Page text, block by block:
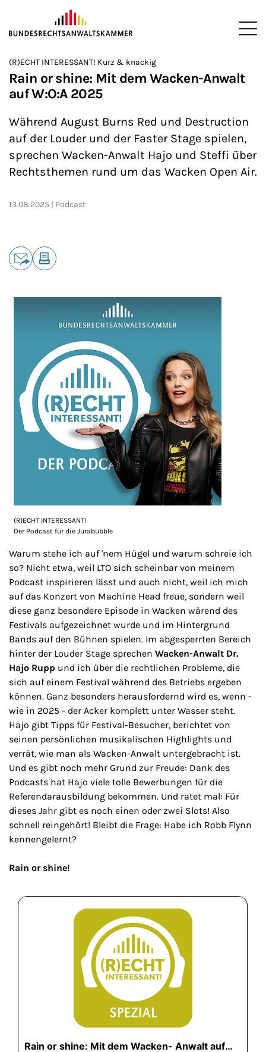
ZUM HAUPTINHALT SPRINGEN
Sie befinden sich hier:
>
Startseite
>
Newsroom
>
Podcasts
>
(R)ECHT INTERESSANT!
(R)ECHT INTERESSANT! Kurz & knackig
Rain or shine: Mit dem Wacken-Anwalt
auf W:O:A 2025
Während August Burns Red und Destruction
auf der Louder und der Faster Stage spielen,
sprechen Wacken-Anwalt Hajo und Steffi über
Rechtsthemen rund um das Wacken Open Air.
13.08.2025 Podcast
Teilen
(R)ECHT INTERESSANT!
Der Podcast für die Jurabubble
Warum stehe ich auf 'nem Hügel und warum schreie ich
so? Nicht etwa, weil LTO sich scheinbar von meinem
Podcast inspirieren lässt und auch nicht, weil ich mich
auf das Konzert von Machine Head freue, sondern weil
diese ganz besondere Episode in Wacken wärend des
Festivals aufgezeichnet wurde und im Hintergrund
Bands auf den Bühnen spielen. Im abgesperrten Bereich
hinter der Louder Stage sprechen Wacken-Anwalt Dr.
Hajo Rupp und ich über die rechtlichen Probleme, die
sich auf einem Festival während des Betriebs ergeben
können. Ganz besonders herausfordernd wird es, wenn -
wie in 2025 - der Acker komplett unter Wasser steht.
Hajo gibt Tipps für Festival-Besucher, berichtet von
seinen persönlichen musikalischen Highlights und
verrät, wie man als Wacken-Anwalt untergebracht ist.
Und es gibt noch mehr Grund zur Freude: Dank des
Podcasts hat Hajo viele tolle Bewerbungen für die
Referendarausbildung bekommen. Und ratet mal: Für
dieses Jahr gibt es noch einen oder zwei Slots! Also
schnell reingehört! Bleibt die Frage: Habe ich Robb Flynn
kennengelernt?
Rain or shine!